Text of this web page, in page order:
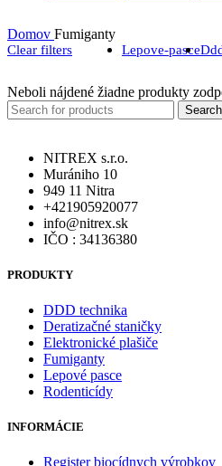
Domov Fumiganty
Clear filters
Lepove-pasce
Neboli nájdené žiadne produkty
Search
NITREX s.r.o.
Murániho 10
949 11 Nitra
+421905920077
info@nitrex.sk
IČO : 34136380
PRODUKTY
DDD technika
Deratizačné staničky
Elektronické plašiče
Fumiganty
Lepové pasce
Rodenticídy
INFORMÁCIE
Register biocídnych výrobkov